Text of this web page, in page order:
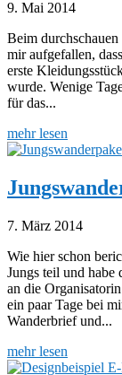
9. Mai 2014
Beim
mir aufgefallen,
erste
wurde. Wenige
für das...
mehr lesen
7. März 2014
Wie hier schon
Jungs teil und habe
an die
ein paar Tage bei
Wanderbrief und...
mehr lesen